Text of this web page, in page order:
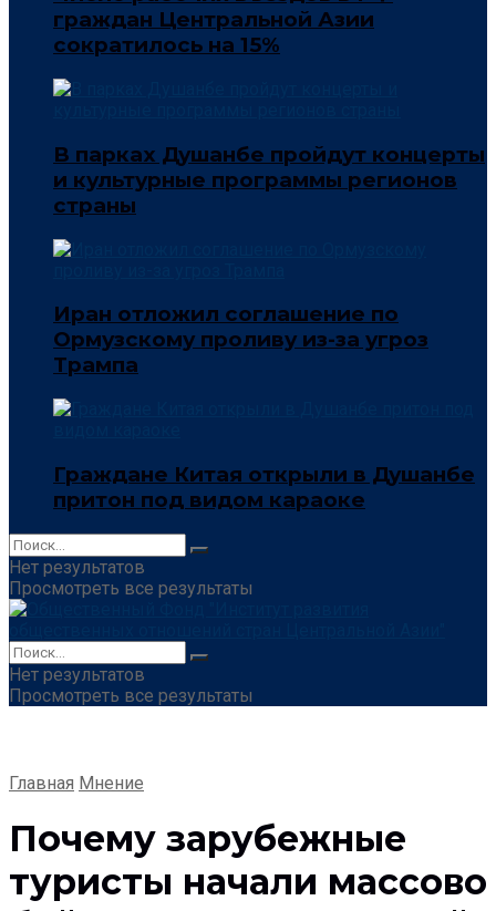
граждан Центральной Азии
сократилось на 15%
В парках Душанбе пройдут концерты
и культурные программы регионов
страны
Иран отложил соглашение по
Ормузскому проливу из-за угроз
Трампа
Граждане Китая открыли в Душанбе
притон под видом караоке
Нет результатов
Просмотреть все результаты
Нет результатов
Просмотреть все результаты
Главная Мнение
Почему зарубежные
туристы начали массово